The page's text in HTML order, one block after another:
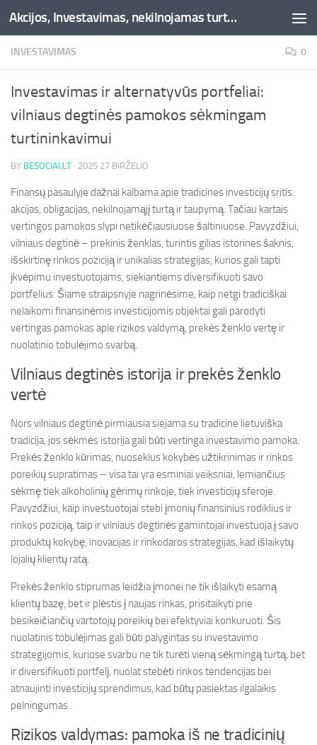
Skip to content Akcijos, Investavimas, nekilnojamas turtas, kriptovaliutos - Besociai.lt
INVESTAVIMAS 0
Investavimas ir alternatyvūs portfeliai:
vilniaus degtinės pamokos sėkmingam
turtininkavimui
BY BESOCIAI.LT · 2025 27 BIRŽELIO
Finansų pasaulyje dažnai kalbama apie tradicines investicijų sritis:
akcijas, obligacijas, nekilnojamąjį turtą ir taupymą. Tačiau kartais
vertingos pamokos slypi netikėčiausiuose šaltiniuose. Pavyzdžiui,
vilniaus degtinė – prekinis ženklas, turintis gilias istorines šaknis,
išskirtinę rinkos poziciją ir unikalias strategijas, kurios gali tapti
įkvėpimu investuotojams, siekiantiems diversifikuoti savo
portfelius. Šiame straipsnyje nagrinėsime, kaip netgi tradiciškai
nelaikomi finansinėmis investicijomis objektai gali parodyti
vertingas pamokas apie rizikos valdymą, prekės ženklo vertę ir
nuolatinio tobulėjimo svarbą.
Vilniaus degtinės istorija ir prekės ženklo
vertė
Nors vilniaus degtinė pirmiausia siejama su tradicine lietuviška
tradicija, jos sėkmės istorija gali būti vertinga investavimo pamoka.
Prekės ženklo kūrimas, nuoseklus kokybės užtikrinimas ir rinkos
poreikių supratimas – visa tai yra esminiai veiksniai, lemiančius
sėkmę tiek alkoholinių gėrimų rinkoje, tiek investicijų sferoje.
Pavyzdžiui, kaip investuotojai stebi įmonių finansinius rodiklius ir
rinkos poziciją, taip ir vilniaus degtinės gamintojai investuoja į savo
produktų kokybę, inovacijas ir rinkodaros strategijas, kad išlaikytų
lojalių klientų ratą.
Prekės ženklo stiprumas leidžia įmonei ne tik išlaikyti esamą
klientų bazę, bet ir plėstis į naujas rinkas, prisitaikyti prie
besikeičiančių vartotojų poreikių bei efektyviai konkuruoti. Šis
nuolatinis tobulėjimas gali būti palygintas su investavimo
strategijomis, kuriose svarbu ne tik turėti vieną sėkmingą turtą, bet
ir diversifikuoti portfelį, nuolat stebėti rinkos tendencijas bei
atnaujinti investicijų sprendimus, kad būtų pasiektas ilgalaikis
pelningumas.
Rizikos valdymas: pamoka iš ne tradicinių